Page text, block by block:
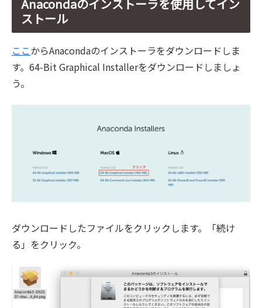
Anacondaのインストーラを使用してイン
ストール
ここからAnacondaのインストーラをダウンロードしま
す。64-Bit Graphical Installerをダウンロードしましょ
う。
ダウンロードしたファイルをクリックします。「続け
る」をクリック。